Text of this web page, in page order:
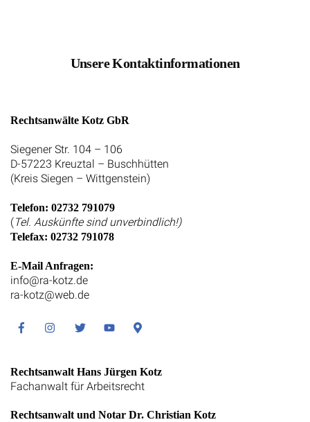
Unsere Kontaktinformationen
Rechtsanwälte Kotz GbR
Siegener Str. 104 – 106
D-57223 Kreuztal – Buschhütten
(Kreis Siegen – Wittgenstein)
Telefon: 02732 791079
(Tel. Auskünfte sind unverbindlich!)
Telefax: 02732 791078
E-Mail Anfragen:
info@ra-kotz.de
ra-kotz@web.de
FacebookInstagramTwitter YoutubeGoogle
Rechtsanwalt Hans Jürgen Kotz
Fachanwalt für Arbeitsrecht
Rechtsanwalt und Notar Dr. Christian Kotz